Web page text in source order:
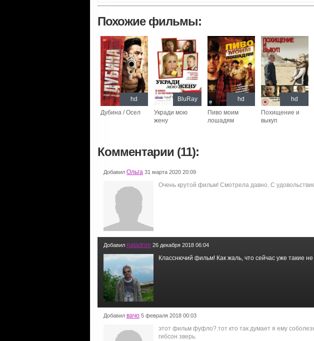
Похожие фильмы:
Дубина / Осел
hd
Укради мою
жену
BluRay
Пиво моим
лошадям
hd
Похищение и
выкуп
hd
Комментарии (11):
Добавил Ольга 31 марта 2020 20:09
Очень крутой фильм! Смотрела давно. С
Добавил natadron 26 декабря 2018 06:04
Класснючий фильм! Как жаль, что сейчас уже такие
Добавил вачо 5 февраля 2018 00:03
этот фильм фуфло?.тот кто так думает я ему
гибсон зверь.